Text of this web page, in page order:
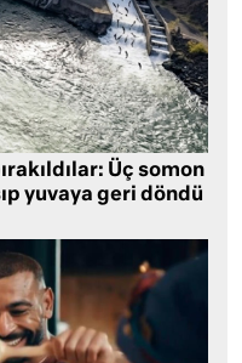
Üç somon
yuvaya geri döndü